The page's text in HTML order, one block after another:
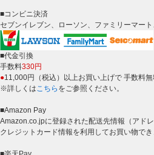
■コンビニ決済
セブンイレブン、ローソン、ファミリーマー
■代金引換
手数料330円
●11,000円（税込）以上お買い上げで 手数料無
※詳しくはこちら をご参照ください。
■Amazon Pay
Amazon.co.jpに登録された配送先情報（アド
クレジットカード情報を利用してお買い物でき